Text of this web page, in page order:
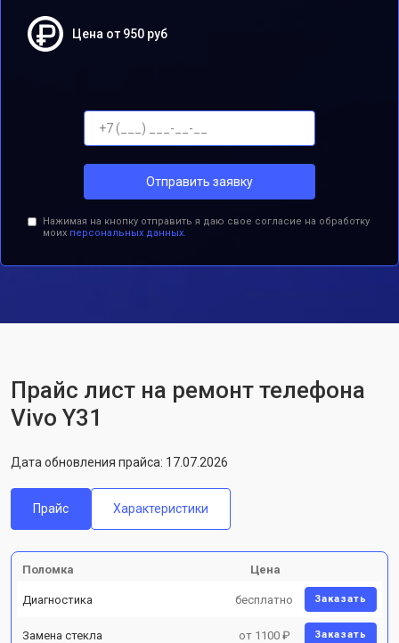
Цена от 950 руб
Отправить заявку
Нажимая на кнопку отправить я даю свое согласие на обработку
моих персональных данных.
Прайс лист на ремонт телефона
Vivo Y31
Дата обновления прайса: 17.07.2026
Прайс Характеристики
Поломка Цена
Диагностика бесплатно Заказать
Замена стекла от 1100 ₽ Заказать